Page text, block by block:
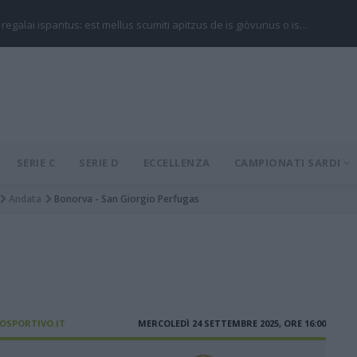
regalai ispantus: est mellus scumiti apitzus de is giòvunus o is…
SERIE C SERIE D ECCELLENZA CAMPIONATI SARDI
Andata Bonorva - San Giorgio Perfugas
MERCOLEDÌ 24 SETTEMBRE 2025, ORE 16:00